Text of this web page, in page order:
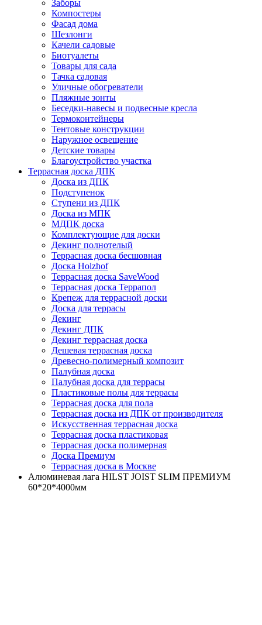
Заборы
Компостеры
Фасад дома
Шезлонги
Качели садовые
Биотуалеты
Товары для сада
Тачка садовая
Уличные обогреватели
Пляжные зонты
Беседки-навесы и подвесные кресла
Термоконтейнеры
Тентовые конструкции
Наружное освещение
Детские товары
Благоустройство участка
Террасная доска ДПК
Доска из ДПК
Подступенок
Ступени из ДПК
Доска из МПК
МДПК доска
Комплектующие для доски
Декинг полнотелый
Террасная доска бесшовная
Доска Holzhof
Террасная доска SaveWood
Террасная доска Террапол
Крепеж для террасной доски
Доска для террасы
Декинг
Декинг ДПК
Декинг террасная доска
Дешевая террасная доска
Древесно-полимерный композит
Палубная доска
Палубная доска для террасы
Пластиковые полы для террасы
Террасная доска для пола
Террасная доска из ДПК от производителя
Искусственная террасная доска
Террасная доска пластиковая
Террасная доска полимерная
Доска Премиум
Террасная доска в Москве
Алюминевая лага HILST JOIST SLIM ПРЕМИУМ
60*20*4000мм